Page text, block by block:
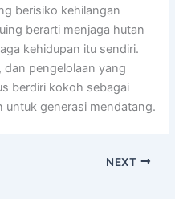
berisiko kehilangan
berarti menjaga hutan
kehidupan itu sendiri.
dan pengelolaan yang
berdiri kokoh sebagai
untuk generasi mendatang.
NEXT